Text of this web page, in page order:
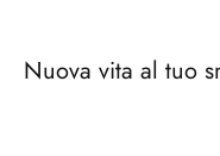
Nuova vita al tuo